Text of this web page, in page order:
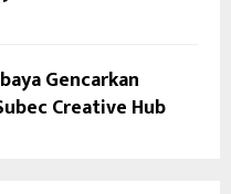
Gencarkan
Creative Hub